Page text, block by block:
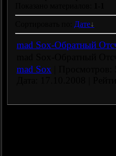
Дате
mad Sox-Обратный
mad Sox